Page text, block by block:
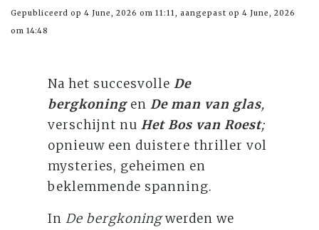
Gepubliceerd op 4 June, 2026 om 11:11, aangepast op 4 June, 2026
om 14:48
Na het succesvolleDe
bergkoningenDe man van glas,
verschijnt nuHet Bos van Roest;
opnieuw een duistere thriller vol
mysteries, geheimen en
beklemmende spanning.
InDe bergkoningwerden we